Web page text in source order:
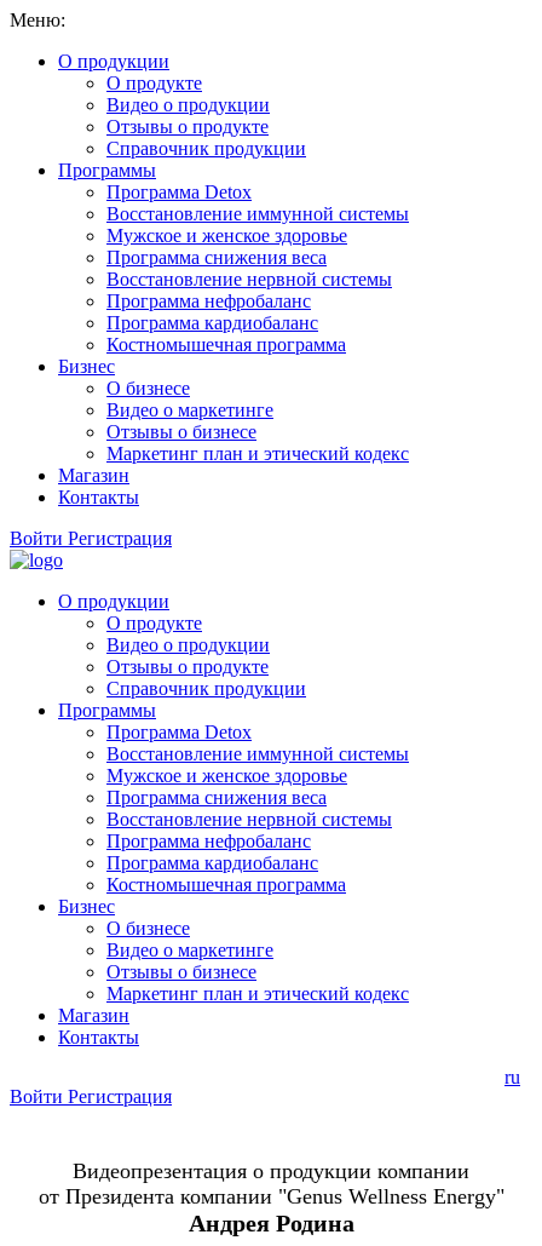
Меню:
О продукции
О продукте
Видео о продукции
Отзывы о продукте
Справочник продукции
Программы
Программа Detox
Восстановление иммунной системы
Мужское и женское здоровье
Программа снижения веса
Восстановление нервной системы
Программа нефробаланс
Программа кардиобаланс
Костномышечная программа
Бизнес
О бизнесе
Видео о маркетинге
Отзывы о бизнесе
Маркетинг план и этический кодекс
Магазин
Контакты
Войти Регистрация
О продукции
О продукте
Видео о продукции
Отзывы о продукте
Справочник продукции
Программы
Программа Detox
Восстановление иммунной системы
Мужское и женское здоровье
Программа снижения веса
Восстановление нервной системы
Программа нефробаланс
Программа кардиобаланс
Костномышечная программа
Бизнес
О бизнесе
Видео о маркетинге
Отзывы о бизнесе
Маркетинг план и этический кодекс
Магазин
Контакты
ru
Войти Регистрация
Видеопрезентация о продукции компании
от Президента компании "Genus Wellness Energy"
Андрея Родина